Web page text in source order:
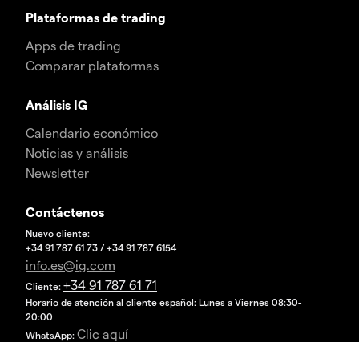
Plataformas de trading
Apps de trading
Comparar plataformas
Análisis IG
Calendario económico
Noticias y análisis
Newsletter
Contáctenos
Nuevo cliente:
+34 91 787 61 73 / +34 91 787 6154
info.es@ig.com
Cliente: +34 91 787 61 71
Horario de atención al cliente español: Lunes a Viernes 08:30-
20:00
WhatsApp: Clic aquí